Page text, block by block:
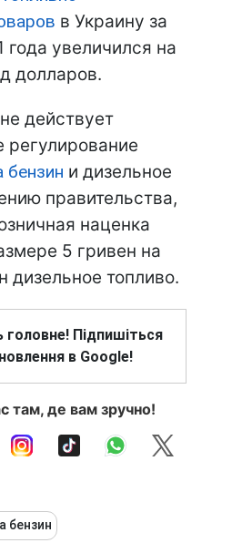
в Украину за
увеличился на
долларов.
действует
регулирование
бензин и дизельное
правительства,
наценка
5 гривен на
дизельное топливо.
головне! Підпишіться
в Google!
там, де вам зручно!
бензин